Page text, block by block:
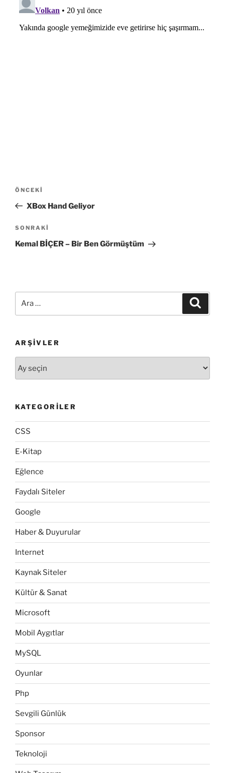
Yazı
Önceki
Yazı
ÖNCEKI
XBox Hand Geliyor
Sonraki
Yazı
SONRAKI
Kemal BİÇER – Bir Ben Görmüştüm
ARŞIVLER
KATEGORILER
CSS
E-Kitap
Eğlence
Faydalı Siteler
Google
Haber & Duyurular
Internet
Kaynak Siteler
Kültür & Sanat
Microsoft
Mobil Aygıtlar
MySQL
Oyunlar
Php
Sevgili Günlük
Sponsor
Teknoloji